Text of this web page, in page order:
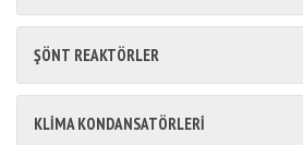
ŞÖNT REAKTÖRLER
KLİMA KONDANSATÖRLERİ